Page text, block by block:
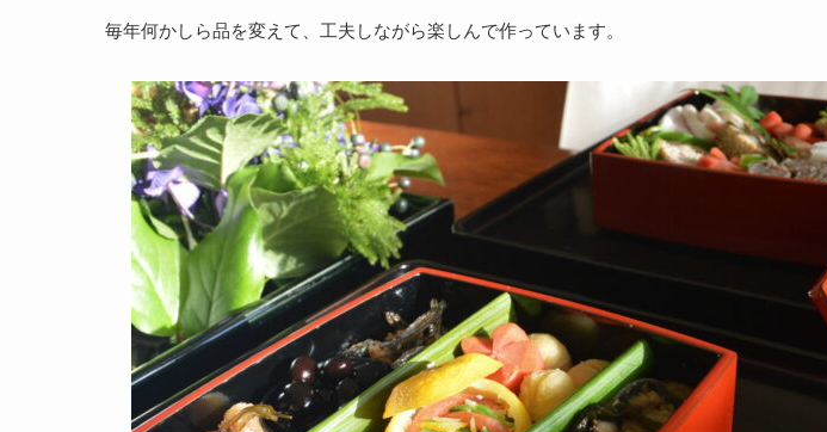
毎年何かしら品を変えて、工夫しながら楽しんで作っています。